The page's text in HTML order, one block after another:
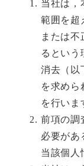
当社は，
範囲を超
または
るという
消去（以
を求めら
を行いま
前項の調
必要があ
当該個人